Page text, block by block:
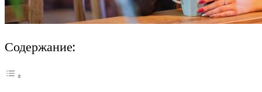
Содержание: